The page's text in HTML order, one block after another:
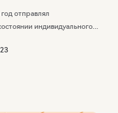
отправлял
индивидуального
пенсионные